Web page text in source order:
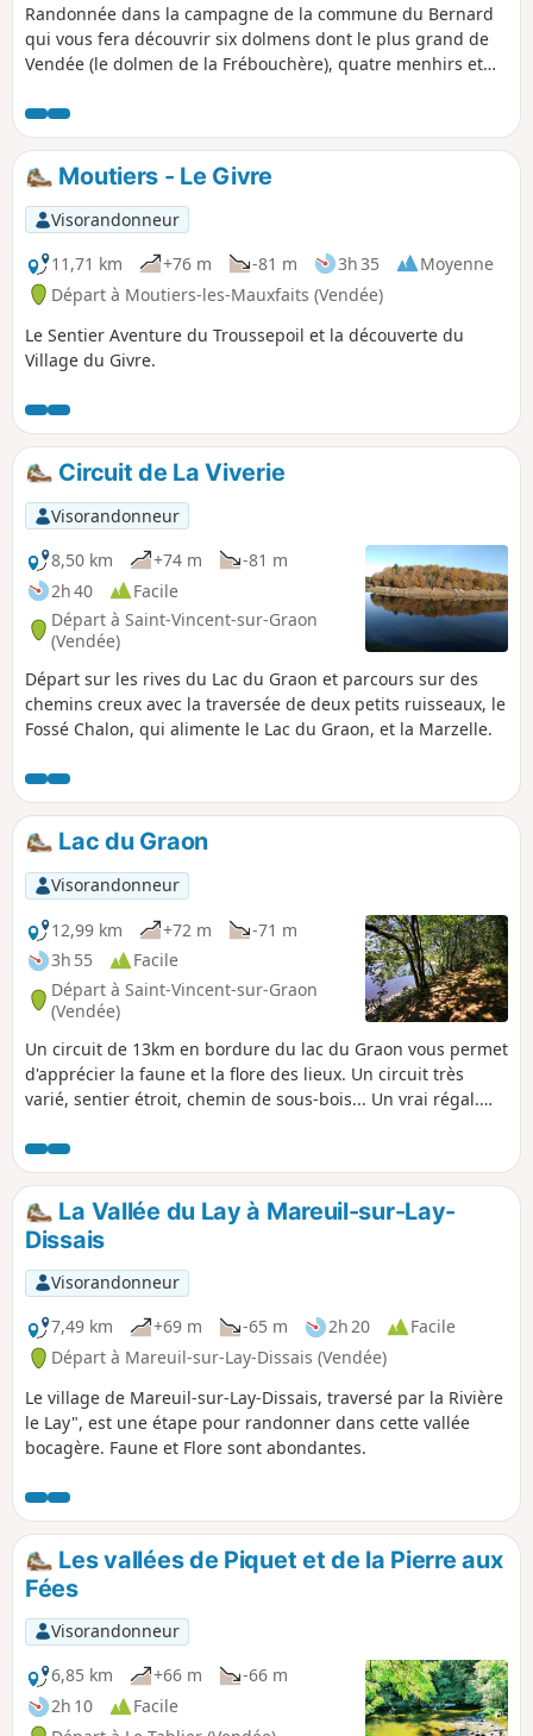
Randonnée dans la campagne de la commune du Bernard
qui vous fera découvrir six dolmens dont le plus grand de
Vendée (le dolmen de la Frébouchère), quatre menhirs et
d'informations sont présents. Une partie importante du
circuit se fait sur le bitume. Peut être fait aussi en VTT.
Moutiers - Le Givre
Visorandonneur
11,71 km
+76 m -81 m 3h 35
Moyenne
Départ à Moutiers-les-Mauxfaits (Vendée)
Le Sentier Aventure du Troussepoil et la découverte du
Village du Givre.
Circuit de La Viverie
Visorandonneur
8,50 km
+74 m
-81 m
2h 40
Facile
Départ à Saint-Vincent-sur-Graon
(Vendée)
Départ sur les rives du Lac du Graon et parcours sur des
chemins creux avec la traversée de deux petits ruisseaux, le
Fossé Chalon, qui alimente le Lac du Graon, et la Marzelle.
Lac du Graon
Visorandonneur
12,99 km
+72 m
-71 m
3h 55
Facile
Départ à Saint-Vincent-sur-Graon
(Vendée)
Un circuit de 13km en bordure du lac du Graon vous permet
d'apprécier la faune et la flore des lieux. Un circuit très
varié, sentier étroit, chemin de sous-bois... Un vrai régal.
d'environ 2km (La Renardière et Les Petites Touches).
La Vallée du Lay à Mareuil-sur-Lay-
Dissais
Visorandonneur
7,49 km
+69 m -65 m 2h 20
Facile
Départ à Mareuil-sur-Lay-Dissais (Vendée)
Le village de Mareuil-sur-Lay-Dissais, traversé par la Rivière
le Lay", est une étape pour randonner dans cette vallée
bocagère. Faune et Flore sont abondantes.
Les vallées de Piquet et de la Pierre aux
Fées
Visorandonneur
6,85 km
+66 m
-66 m
2h 10
Facile